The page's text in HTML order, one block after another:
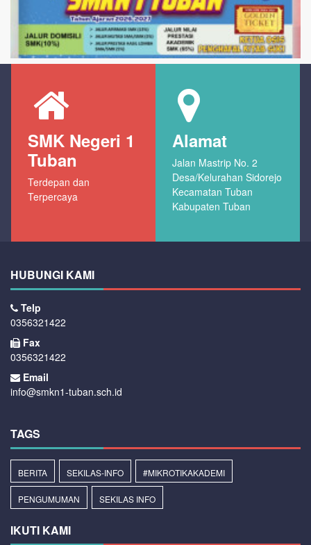
SMK Negeri 1
Tuban
Terdepan dan
Terpercaya
Alamat
Jalan Mastrip No. 2
Desa/Kelurahan Sidorejo
Kecamatan Tuban
Kabupaten Tuban
HUBUNGI KAMI
Telp
0356321422
Fax
0356321422
Email
info@smkn1-tuban.sch.id
TAGS
BERITA SEKILAS-INFO #MIKROTIKAKADEMI
PENGUMUMAN SEKILAS INFO
IKUTI KAMI